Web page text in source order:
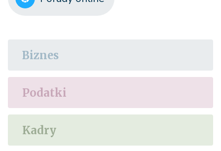
Biznes
Podatki
Kadry